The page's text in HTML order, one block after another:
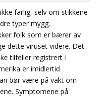
farlig, selv om stikkene
typer mygg.
folk som er bærer av
dette viruset videre. Det
tilfeller registrert i
er imidlertid
bør være på vakt om
Symptomene på